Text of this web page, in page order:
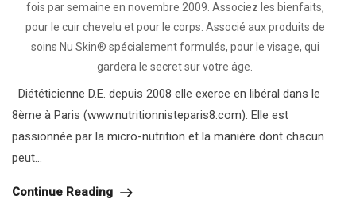
fois par semaine en novembre 2009. Associez les bienfaits,
pour le cuir chevelu et pour le corps. Associé aux produits de
soins Nu Skin® spécialement formulés, pour le visage, qui
gardera le secret sur votre âge.
Diététicienne D.E. depuis 2008 elle exerce en libéral dans le
8ème à Paris (www.nutritionnisteparis8.com). Elle est
passionnée par la micro-nutrition et la manière dont chacun
peut...
Continue Reading